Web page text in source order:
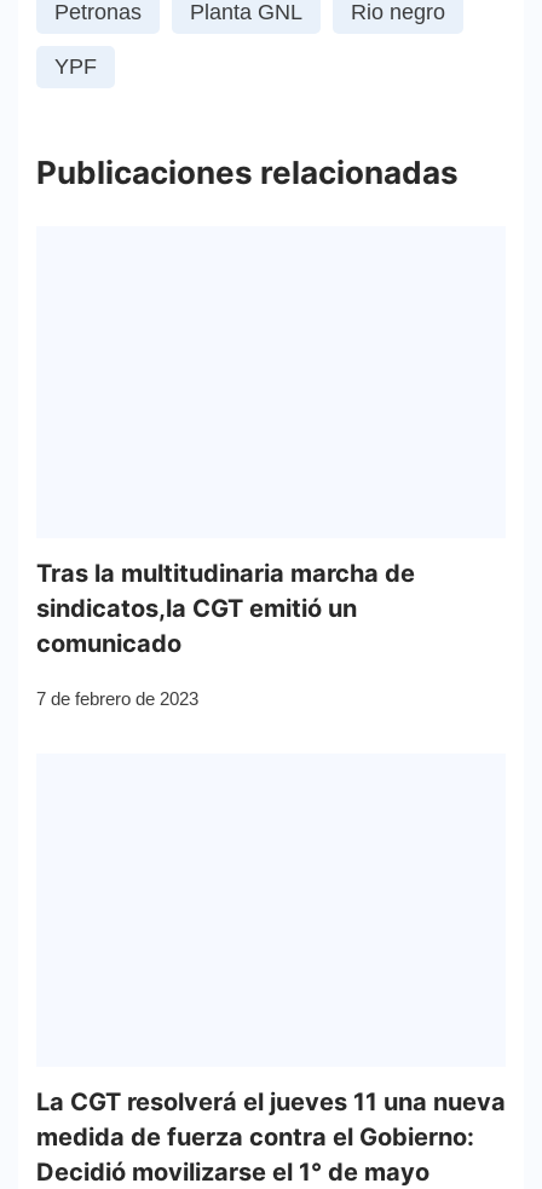
Petronas Planta GNL Rio negro
YPF
Publicaciones relacionadas
Tras la multitudinaria marcha de
sindicatos,la CGT emitió un
comunicado
7 de febrero de 2023
La CGT resolverá el jueves 11 una nueva
medida de fuerza contra el Gobierno:
Decidió movilizarse el 1° de mayo